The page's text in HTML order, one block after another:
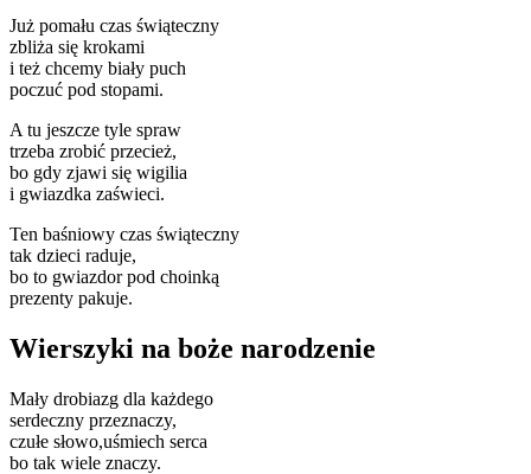
Już pomału czas świąteczny
zbliża się krokami
i też chcemy biały puch
poczuć pod stopami.
A tu jeszcze tyle spraw
trzeba zrobić przecież,
bo gdy zjawi się wigilia
i gwiazdka zaświeci.
Ten baśniowy czas świąteczny
tak dzieci raduje,
bo to gwiazdor pod choinką
prezenty pakuje.
Wierszyki na boże narodzenie
Mały drobiazg dla każdego
serdeczny przeznaczy,
czułe słowo,uśmiech serca
bo tak wiele znaczy.